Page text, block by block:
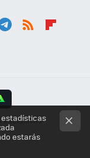
exclusivas
estadísticas
estarás